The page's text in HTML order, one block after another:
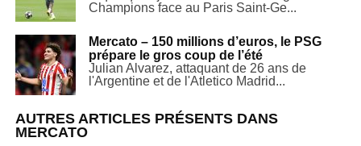
Champions face au Paris Saint-Ge...
Mercato – 150 millions d’euros, le PSG
prépare le gros coup de l’été
Julian Alvarez, attaquant de 26 ans de
l'Argentine et de l'Atletico Madrid...
AUTRES ARTICLES PRÉSENTS DANS
MERCATO